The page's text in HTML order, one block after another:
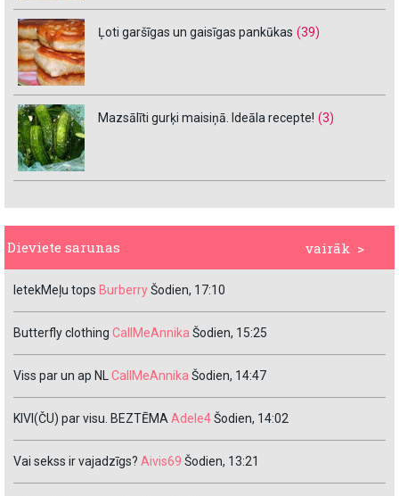
Ļoti garšīgas un gaisīgas pankūkas (39)
Mazsālīti gurķi maisiņā. Ideāla recepte! (3)
vairāk >
Dieviete sarunas
IetekMeļu tops BurberryŠodien, 17:10
Butterfly clothing CallMeAnnika Šodien, 15:25
Viss par un ap NLCallMeAnnika Šodien, 14:47
KIVI(ČU) par visu. BEZTĒMAAdele4Šodien, 14:02
Vai sekss ir vajadzīgs? Aivis69 Šodien, 13:21